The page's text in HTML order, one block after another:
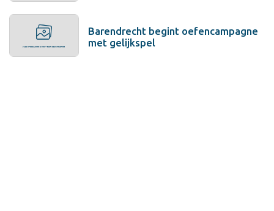
Barendrecht begint oefencampagne
met gelijkspel